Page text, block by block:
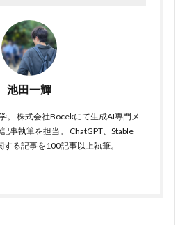
池田一輝
。 株式会社Bocekにて生成AI専門メ
事執筆を担当。 ChatGPT、Stable
る記事を100記事以上執筆。